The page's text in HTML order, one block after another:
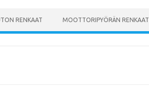
RENKAAT MOOTTORIPYÖRÄN RENKAAT